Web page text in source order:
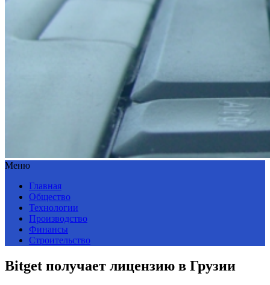
Меню
Главная
Общество
Технологии
Производство
Финансы
Строительство
Bitget получает лицензию в Грузии